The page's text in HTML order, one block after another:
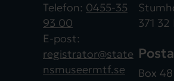
Telefon: 0455-35
93 00
E-post:
registrator@state
nsmuseermtf.se
371
Box 48